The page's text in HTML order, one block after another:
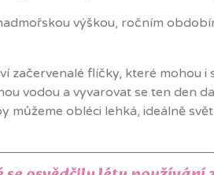
výškou, ročním
začervenalé flíčky, které mohou
vodou a vyvarovat se ten den
můžeme obléci lehká, ideálně